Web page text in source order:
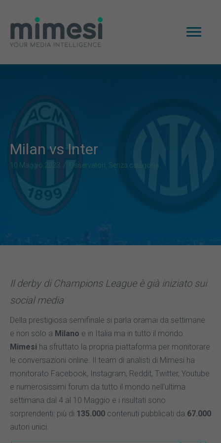
Milan vs Inter
10 Maggio 2023 / Osservatori Senza categoria
Il derby di Champions League è già iniziato sui
social media
Della prestigiosa semifinale si parla oramai da settimane
e non solo a Milano e in Italia ma in tutto il mondo.
Mimesi ha sfruttato la propria piattaforma per monitorare
le conversazioni online. Il team di analisti di Mimesi ha
monitorato Facebook, Instagram, Reddit, Twitter, Youtube
e numerosissimi forum da tutto il mondo nell’ultima
settimana dal 4 al 10 Maggio e i risultati sono
sorprendenti: più di 135.000 contenuti pubblicati da 67.000
autori unici.